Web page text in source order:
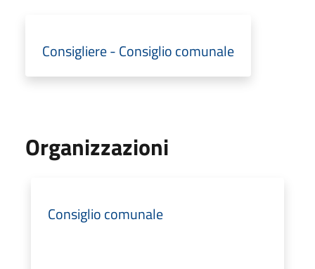
Consigliere - Consiglio comunale
Organizzazioni
Consiglio comunale